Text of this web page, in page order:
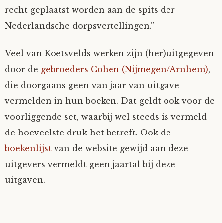
recht geplaatst worden aan de spits der
Nederlandsche dorpsvertellingen.”
Veel van Koetsvelds werken zijn (her)uitgegeven
door de gebroeders Cohen (Nijmegen/Arnhem),
die doorgaans geen van jaar van uitgave
vermelden in hun boeken. Dat geldt ook voor de
voorliggende set, waarbij wel steeds is vermeld
de hoeveelste druk het betreft. Ook de
boekenlijst van de website gewijd aan deze
uitgevers vermeldt geen jaartal bij deze
uitgaven.